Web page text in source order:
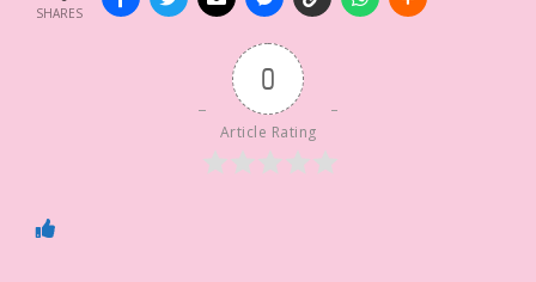
SHARES
0
Article Rating